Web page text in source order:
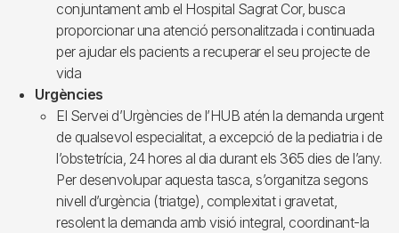
conjuntament amb el Hospital Sagrat Cor, busca
proporcionar una atenció personalitzada i continuada
per ajudar els pacients a recuperar el seu projecte de
vida
Urgències
El Servei d’Urgències de l’HUB atén la demanda urgent
de qualsevol especialitat, a excepció de la pediatria i de
l’obstetrícia, 24 hores al dia durant els 365 dies de l’any.
Per desenvolupar aquesta tasca, s’organitza segons
nivell d’urgència (triatge), complexitat i gravetat,
resolent la demanda amb visió integral, coordinant-la